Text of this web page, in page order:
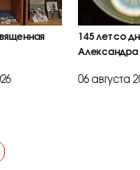
145 лет со
Александра
06 августа